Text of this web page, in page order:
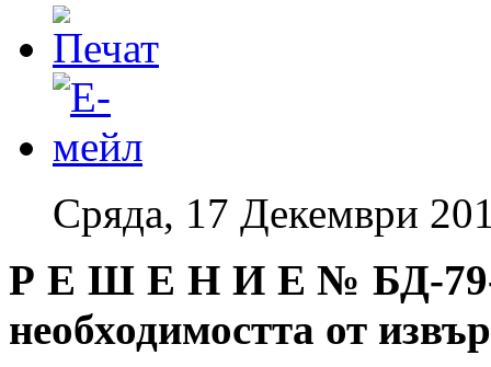
Сряда, 17 Декември
Р Е Ш Е Н И Е № БД-
необходимостта от